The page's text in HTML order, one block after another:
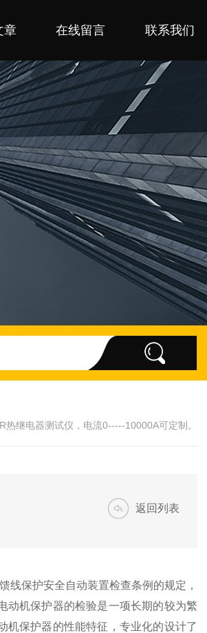
章 在线留言 联系我们
热继电器测试仪，电流0-----10000A可定制。
返回列表
线保护安全自动装置检查条例的规定，
动机保护器的检验是一项长期的较为繁
机保护器的性能特征，专业化的设计了